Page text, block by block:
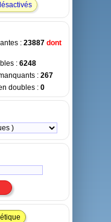
: 23887 dont
: 6248
: 267
doubles : 0